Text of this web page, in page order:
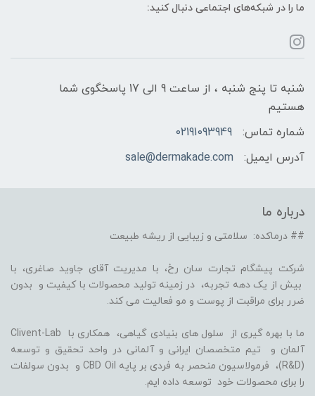
ما را در شبکه‌های اجتماعی دنبال کنید:
شنبه تا پنج شنبه ، از ساعت 9 الی 17 پاسخگوی شما
هستیم
شماره تماس:
02191093949
آدرس ایمیل:
sale@dermakade.com
درباره ما
## درماکده: سلامتی و زیبایی از ریشه طبیعت
شرکت پیشگام تجارت سان رخ، با مدیریت آقای جاوید صاغری، با
بیش از یک دهه تجربه، در زمینه تولید محصولات با کیفیت و بدون
ضرر برای مراقبت از پوست و مو فعالیت می کند.
ما با بهره گیری از سلول های بنیادی گیاهی، همکاری با Clivent-Lab
آلمان و تیم متخصصان ایرانی و آلمانی در واحد تحقیق و توسعه
(R&D)، فرمولاسیون منحصر به فردی بر پایه CBD Oil و بدون سولفات
را برای محصولات خود توسعه داده ایم.